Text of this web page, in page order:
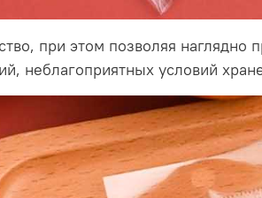
при этом позволяя наглядно
неблагоприятных условий